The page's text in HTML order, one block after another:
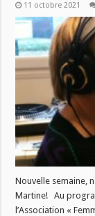
11 octobre 2021
Nouvelle semaine,
Martine! Au
l’Association «